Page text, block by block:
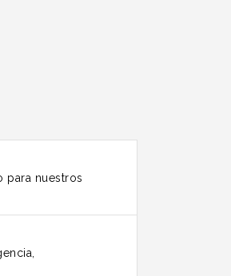
para nuestros